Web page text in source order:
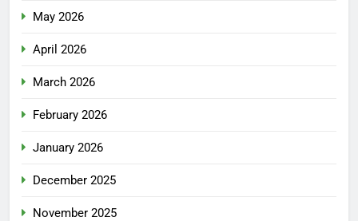
May 2026
April 2026
March 2026
February 2026
January 2026
December 2025
November 2025